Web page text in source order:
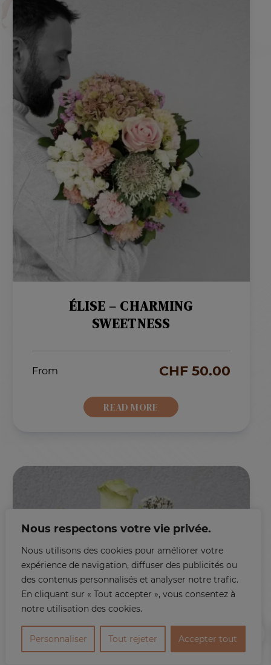
Nous respectons votre vie privée.
Nous utilisons des cookies pour améliorer votre
expérience de navigation, diffuser des publicités ou
des contenus personnalisés et analyser notre trafic.
En cliquant sur « Tout accepter », vous consentez à
notre utilisation des cookies.
Personnaliser Tout rejeter Accepter tout
ÉLISE – CHARMING
SWEETNESS
From CHF50.00
READ MORE